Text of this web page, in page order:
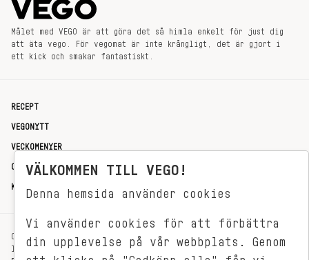
Målet med VEGO är att göra det så himla enkelt för just dig
att äta vego. För vegomat är inte krångligt, det är gjort i
ett kick och smakar fantastiskt.
RECEPT
VEGONYTT
VECKOMENYER
OM OSS
KONTAKT
OXENSTIERNSGATAN 33
114 27 STOCKHOLM
VÄLKOMMEN TILL VEGO!
Denna hemsida använder cookies
Vi använder cookies för att förbättra
din upplevelse på vår webbplats. Genom